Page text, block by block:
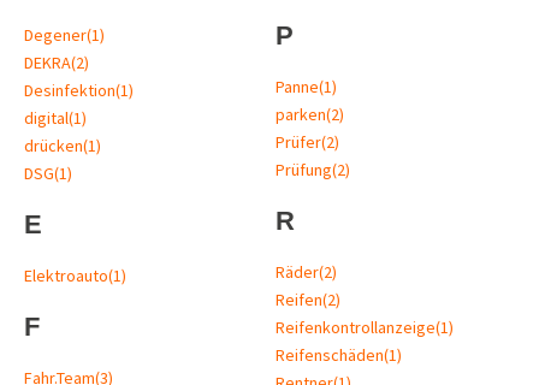
Degener(1)
DEKRA(2)
Desinfektion(1)
digital(1)
drücken(1)
DSG(1)
E
Elektroauto(1)
F
Fahr.Team(3)
P
Panne(1)
parken(2)
Prüfer(2)
Prüfung(2)
R
Räder(2)
Reifen(2)
Reifenkontrollanzeige(1)
Reifenschäden(1)